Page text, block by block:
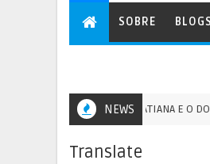
SOBRE
NEWS
A ENERGIA XOPATIANA E O
Translate